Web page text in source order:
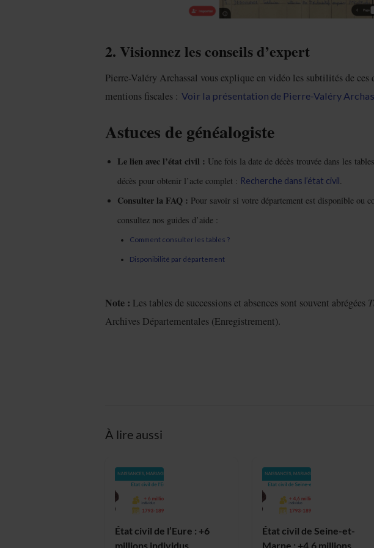
2. Visionnez les conseils d’expert
Pierre-Valéry Archassal vous explique en vidéo les subtilités de
mentions fiscales : Voir la présentation de Pierre-Valéry
Astuces de généalogiste
Le lien avec l’état civil : Une fois la date de décès trouvée dans les
décès pour obtenir l’acte complet : Recherche dans l’état civil.
Consulter la FAQ : Pour savoir si votre département est disponible ou
consultez nos guides d’aide :
Comment consulter les tables ?
Disponibilité par département
Note : Les tables de successions et absences sont souvent abrégées
Archives Départementales (Enregistrement).
À lire aussi
État civil de l’Eure : +6
millions individus
État civil de Seine-et-
Marne : +4,6 millions